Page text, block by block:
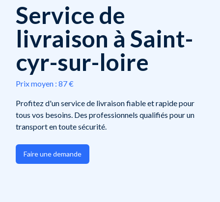
Service de
livraison à Saint-
cyr-sur-loire
Prix moyen : 87 €
Profitez d'un service de livraison fiable et rapide pour
tous vos besoins. Des professionnels qualifiés pour un
transport en toute sécurité.
Faire une demande